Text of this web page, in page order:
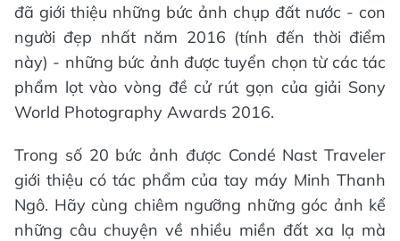
đã giới thiệu những bức ảnh chụp đất nước - con
người đẹp nhất năm 2016 (tính đến thời điểm
này) - những bức ảnh được tuyển chọn từ các tác
phẩm lọt vào vòng đề cử rút gọn của giải Sony
World Photography Awards 2016.
Trong số 20 bức ảnh được Condé Nast Traveler
giới thiệu có tác phẩm của tay máy Minh Thanh
Ngô. Hãy cùng chiêm ngưỡng những góc ảnh kể
những câu chuyện về nhiều miền đất xa lạ mà